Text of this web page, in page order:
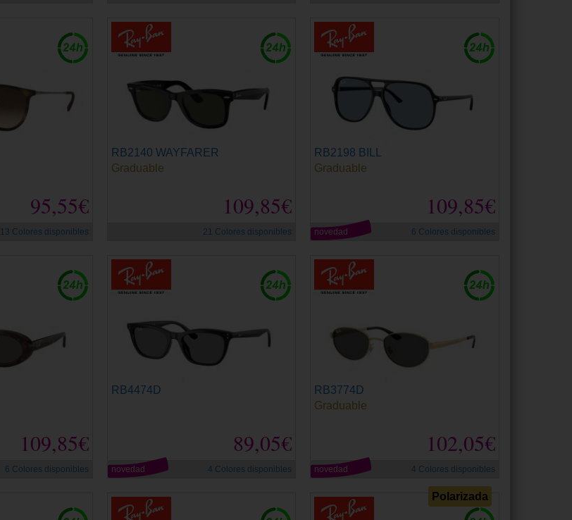
95,55€
13 Colores disponibles
RB2140 WAYFARER
109,85€
Graduable
21 Colores disponibles
RB2198 BILL
109,85€
Graduable
novedad 6 Colores disponibles
109,85€
6 Colores disponibles
RB4474D
89,05€
novedad 4 Colores disponibles
RB3774D
102,05€
Graduable
novedad 4 Colores disponibles
Polarizada